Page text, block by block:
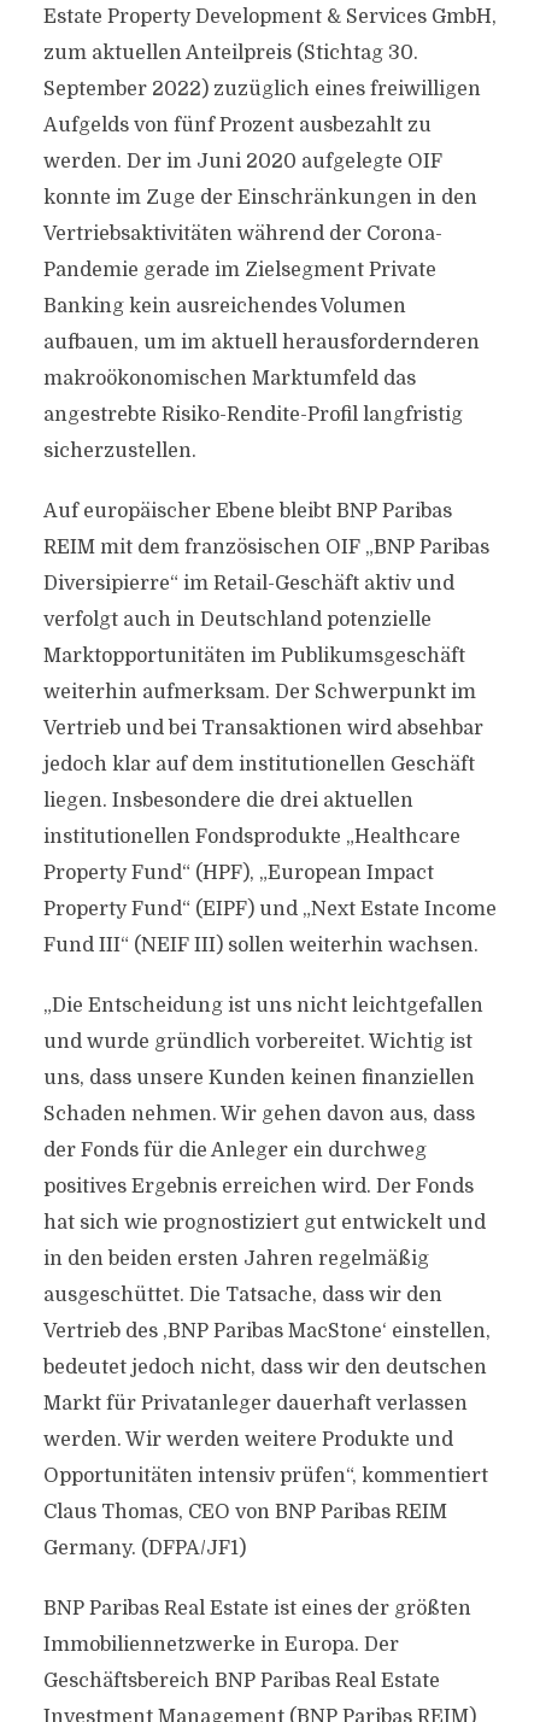
Estate Property Development & Services GmbH,
zum aktuellen Anteilpreis (Stichtag 30.
September 2022) zuzüglich eines freiwilligen
Aufgelds von fünf Prozent ausbezahlt zu
werden. Der im Juni 2020 aufgelegte OIF
konnte im Zuge der Einschränkungen in den
Vertriebsaktivitäten während der Corona-
Pandemie gerade im Zielsegment Private
Banking kein ausreichendes Volumen
aufbauen, um im aktuell herausfordernderen
makroökonomischen Marktumfeld das
angestrebte Risiko-Rendite-Profil langfristig
sicherzustellen.
Auf europäischer Ebene bleibt BNP Paribas
REIM mit dem französischen OIF „BNP Paribas
Diversipierre“ im Retail-Geschäft aktiv und
verfolgt auch in Deutschland potenzielle
Marktopportunitäten im Publikumsgeschäft
weiterhin aufmerksam. Der Schwerpunkt im
Vertrieb und bei Transaktionen wird absehbar
jedoch klar auf dem institutionellen Geschäft
liegen. Insbesondere die drei aktuellen
institutionellen Fondsprodukte „Healthcare
Property Fund“ (HPF), „European Impact
Property Fund“ (EIPF) und „Next Estate Income
Fund III“ (NEIF III) sollen weiterhin wachsen.
„Die Entscheidung ist uns nicht leichtgefallen
und wurde gründlich vorbereitet. Wichtig ist
uns, dass unsere Kunden keinen finanziellen
Schaden nehmen. Wir gehen davon aus, dass
der Fonds für die Anleger ein durchweg
positives Ergebnis erreichen wird. Der Fonds
hat sich wie prognostiziert gut entwickelt und
in den beiden ersten Jahren regelmäßig
ausgeschüttet. Die Tatsache, dass wir den
Vertrieb des ,BNP Paribas MacStone‘ einstellen,
bedeutet jedoch nicht, dass wir den deutschen
Markt für Privatanleger dauerhaft verlassen
werden. Wir werden weitere Produkte und
Opportunitäten intensiv prüfen“, kommentiert
Claus Thomas, CEO von BNP Paribas REIM
Germany. (DFPA/JF1)
BNP Paribas Real Estate ist eines der größten
Immobiliennetzwerke in Europa. Der
Geschäftsbereich BNP Paribas Real Estate
Investment Management (BNP Paribas REIM)